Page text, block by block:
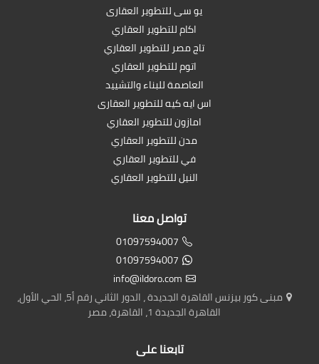
يو سى للتطوير العقارى
اكام للتطوير العقاري
تاج مصر للتطوير العقاري
اتوم للتطوير العقاري
العاصمة للبناء والتشييد
اس ايه كيه للتطوير العقارى
امازون للتطوير العقاري
مدن للتطوير العقاري
في للتطوير العقاري
النيل للتطوير العقاري
تواصل معنا
01097594007
01097594007
info@ildoro.com
مبنى كور بيزنس القاهرة الجديدة ، الدور الثاني رقم أ5، الحي الأول،
القاهرة الجديدة 1، القاهرة، مصر
تابعنا على